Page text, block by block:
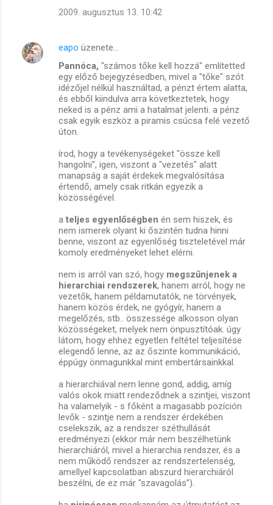
2009. augusztus 13. 10:42
eapo üzenete…
Pannóca, "számos tőke kell hozzá" említetted
egy előző bejegyzésedben, mivel a "tőke" szót
idézőjel nélkül használtad, a pénzt értem alatta,
és ebből kiindulva arra következtetek, hogy
neked is a pénz ami a hatalmat jelenti. a pénz
csak egyik eszköz a piramis csúcsa felé vezető
úton.
írod, hogy a tevékenységeket "össze kell
hangolni", igen, viszont a "vezetés" alatt
manapság a saját érdekek megvalósítása
értendő, amely csak ritkán egyezik a
közösségével.
a teljes egyenlőségben én sem hiszek, és
nem ismerek olyant ki őszintén tudna hinni
benne, viszont az egyenlőség tiszteletével már
komoly eredményeket lehet elérni.
nem is arról van szó, hogy megszűnjenek a
hierarchiai rendszerek, hanem arról, hogy ne
vezetők, hanem példamutatók, ne törvények,
hanem közös érdek, ne gyógyír, hanem a
megelőzés, stb.. összessége alkosson olyan
közösségeket, melyek nem önpusztítóak. úgy
látom, hogy ehhez egyetlen feltétel teljesítése
elegendő lenne, az az őszinte kommunikáció,
éppúgy önmagunkkal mint embertársainkkal.
a hierarchiával nem lenne gond, addig, amíg
valós okok miatt rendeződnek a szintjei, viszont
ha valamelyik - s főként a magasabb pozíción
levők - szintje nem a rendszer érdekében
cselekszik, az a rendszer széthullását
eredményezi (ekkor már nem beszélhetünk
hierarchiáról, mivel a hierarchia rendszer, és a
nem működő rendszer az rendszertelenség,
amellyel kapcsolatban abszurd hierarchiáról
beszélni, de ez már "szavagolás").